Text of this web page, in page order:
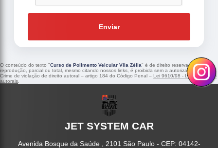
Enviar
O conteúdo do texto "Curso de Polimento Veicular Vila Zélia" é de direito reservado. Sua
reprodução, parcial ou total, mesmo citando nossos links, é proibida sem a autorização do autor.
Crime de violação de direito autoral – artigo 184 do Código Penal – Lei 9610/98 - Lei de direitos
autorais
JET SYSTEM CAR
Avenida Bosque da Saúde , 2101 São Paulo - CEP: 04142-